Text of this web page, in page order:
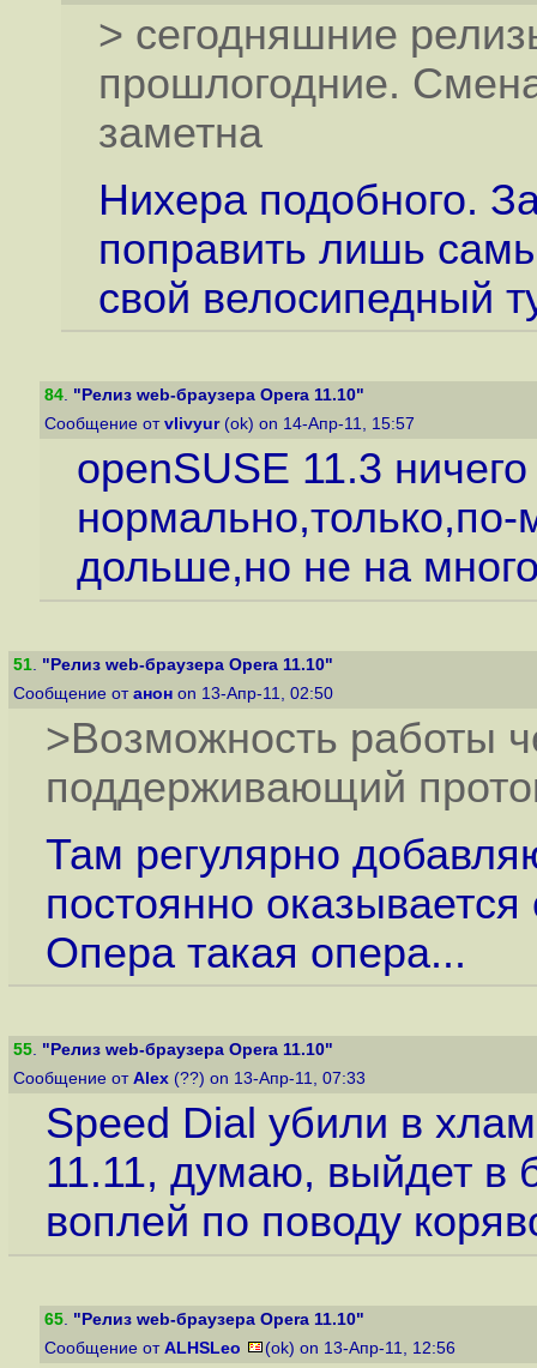
> сегодняшние
прошлогодние.
заметна
Ниxера подобного.
поправить лишь
свой велосипедный
84. "Релиз web-браузера Opera 11.10"
Сообщение от vlivyur(ok) on 14-Апр-11, 15:57
openSUSE 11.3
нормально,только,по-
дольше,но не на
51. "Релиз web-браузера Opera 11.10"
Сообщение от анон on 13-Апр-11, 02:50
>Возможность работы
поддерживающий
Там регулярно
постоянно
Опера такая опера...
55. "Релиз web-браузера Opera 11.10"
Сообщение от Alex (??) on 13-Апр-11, 07:33
Speed Dial убили в
11.11, думаю, выйдет в
воплей по поводу
65. "Релиз web-браузера Opera 11.10"
Сообщение от ALHSLeo (ok) on 13-Апр-11, 12:56